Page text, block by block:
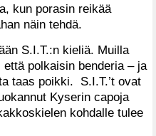
kun porasin reikää
näin tehdä.
S.I.T.:n kieliä. Muilla
polkaisin benderia – ja
taas poikki. S.I.T.’t ovat
Kyserin capoja
kohdalle tulee